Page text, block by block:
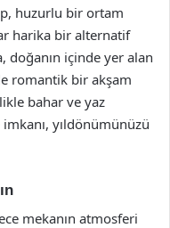
huzurlu bir ortam
harika bir alternatif
doğanın içinde yer alan
romantik bir akşam
bahar ve yaz
yıldönümünüzü
mekanın atmosferi